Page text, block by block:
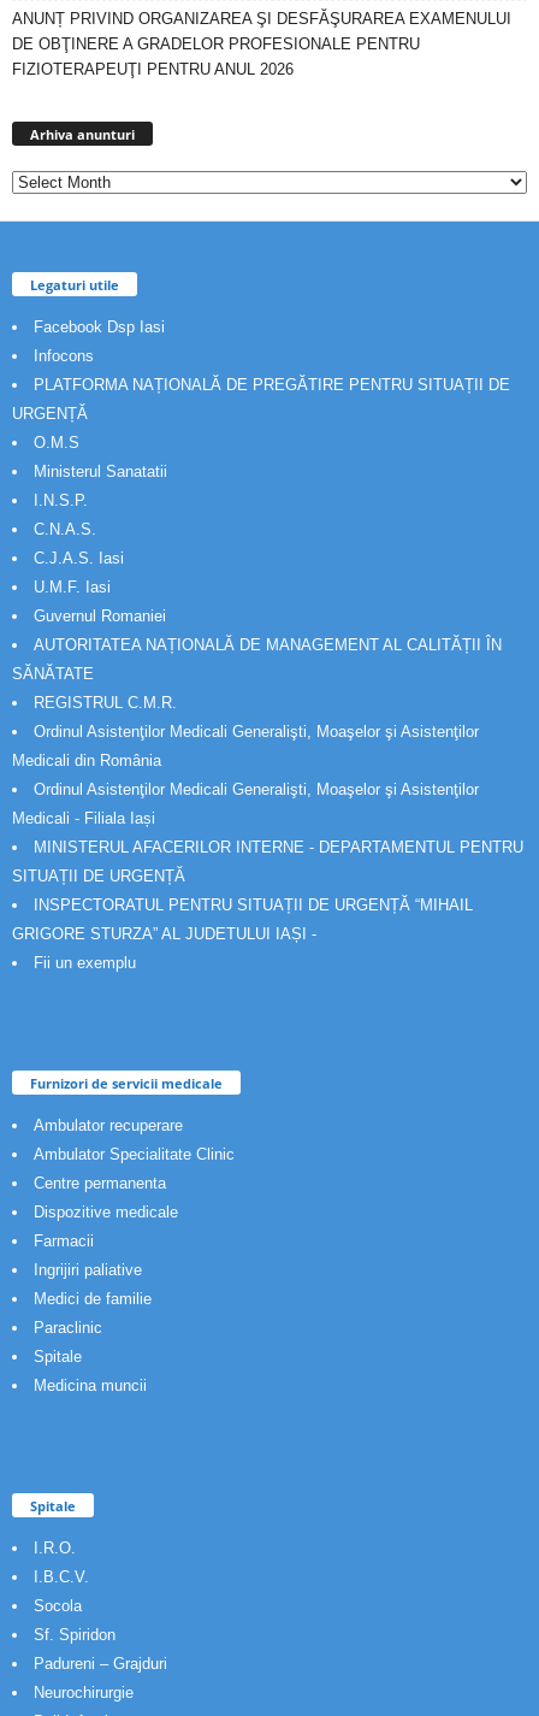
ANUNȚ PRIVIND ORGANIZAREA ŞI DESFĂŞURAREA EXAMENULUI
DE OBŢINERE A GRADELOR PROFESIONALE PENTRU
FIZIOTERAPEUŢI PENTRU ANUL 2026
Arhiva anunturi
Legaturi utile
Facebook Dsp Iasi
Infocons
PLATFORMA NAȚIONALĂ DE PREGĂTIRE PENTRU SITUAȚII DE
URGENȚĂ
O.M.S
Ministerul Sanatatii
I.N.S.P.
C.N.A.S.
C.J.A.S. Iasi
U.M.F. Iasi
Guvernul Romaniei
AUTORITATEA NAȚIONALĂ DE MANAGEMENT AL CALITĂȚII ÎN
SĂNĂTATE
REGISTRUL C.M.R.
Ordinul Asistenţilor Medicali Generalişti, Moaşelor şi Asistenţilor
Medicali din România
Ordinul Asistenţilor Medicali Generalişti, Moaşelor şi Asistenţilor
Medicali - Filiala Iași
MINISTERUL AFACERILOR INTERNE - DEPARTAMENTUL PENTRU
SITUAȚII DE URGENȚĂ
INSPECTORATUL PENTRU SITUAȚII DE URGENȚĂ “MIHAIL
GRIGORE STURZA” AL JUDETULUI IAȘI -
Fii un exemplu
Furnizori de servicii medicale
Ambulator recuperare
Ambulator Specialitate Clinic
Centre permanenta
Dispozitive medicale
Farmacii
Ingrijiri paliative
Medici de familie
Paraclinic
Spitale
Medicina muncii
Spitale
I.R.O.
I.B.C.V.
Socola
Sf. Spiridon
Padureni – Grajduri
Neurochirurgie